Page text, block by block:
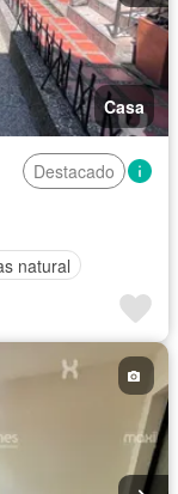
Casa
Destacado
natural